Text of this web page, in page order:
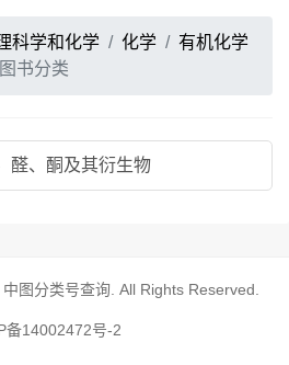
科学和化学 化学
有机化学
图书分类
醛、酮及其衍生物
中图分类号查询 . All Rights Reserved.
备14002472号-2